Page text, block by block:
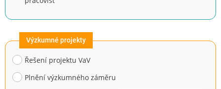
Výzkumné projekty
Řešení projektu VaV
Plnění výzkumného záměru